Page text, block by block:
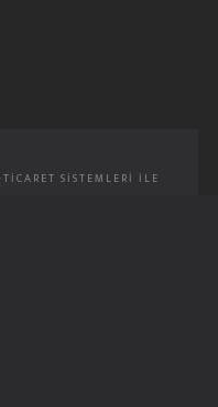
TICARET SISTEMLERI ILE